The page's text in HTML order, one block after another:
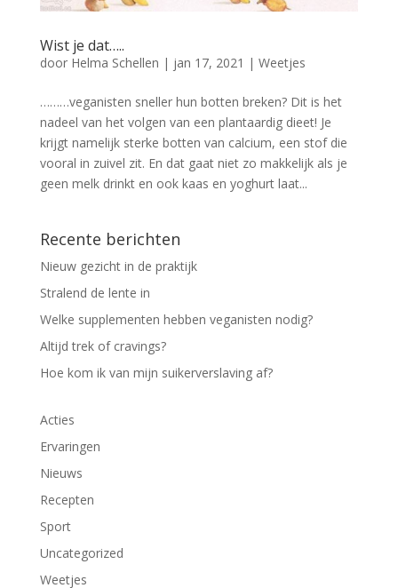
Wist je dat…..
door Helma Schellen | jan 17, 2021 | Weetjes
………veganisten sneller hun botten breken? Dit is het
nadeel van het volgen van een plantaardig dieet! Je
krijgt namelijk sterke botten van calcium, een stof die
vooral in zuivel zit. En dat gaat niet zo makkelijk als je
geen melk drinkt en ook kaas en yoghurt laat...
Recente berichten
Nieuw gezicht in de praktijk
Stralend de lente in
Welke supplementen hebben veganisten nodig?
Altijd trek of cravings?
Hoe kom ik van mijn suikerverslaving af?
Acties
Ervaringen
Nieuws
Recepten
Sport
Uncategorized
Weetjes